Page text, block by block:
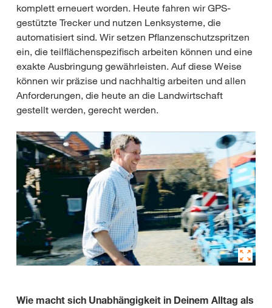
komplett erneuert worden. Heute fahren wir GPS-
gestützte Trecker und nutzen Lenksysteme, die
automatisiert sind. Wir setzen Pflanzenschutzspritzen
ein, die teilflächenspezifisch arbeiten können und eine
exakte Ausbringung gewährleisten. Auf diese Weise
können wir präzise und nachhaltig arbeiten und allen
Anforderungen, die heute an die Landwirtschaft
gestellt werden, gerecht werden.
Wie macht sich Unabhängigkeit in Deinem Alltag als